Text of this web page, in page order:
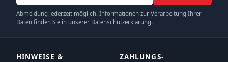
Abmeldung jederzeit möglich. Informationen zur Verarbeitung Ihrer
Daten finden Sie in unserer Datenschutzerklärung.
HINWEISE &
ZAHLUNGS­